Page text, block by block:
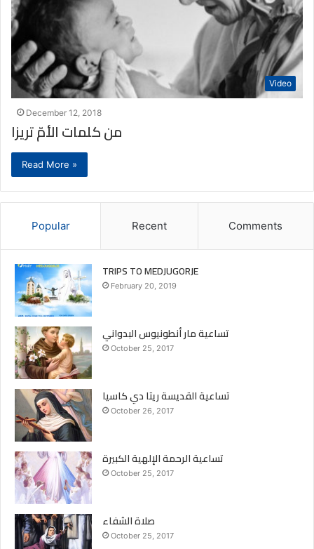
Video
December 12, 2018
من كلمات الأمّ تريزا
Read More »
Popular Recent Comments
TRIPS TO MEDJUGORJE
February 20, 2019
تساعية مار أنطونيوس البدواني
October 25, 2017
تساعية القديسة ريتا دي كاسيا
October 26, 2017
تساعية الرحمة الإلهية الكبيرة
October 25, 2017
صلاة الشفاء
October 25, 2017